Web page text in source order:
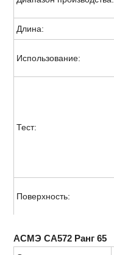
Длина:
Использование:
Тест:
Поверхность:
АСМЭ СА572 Ранг 65